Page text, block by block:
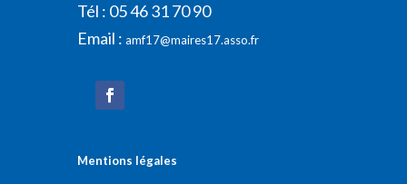
Tél : 05 46 31 70 90
Email : amf17@maires17.asso.fr
Mentions légales